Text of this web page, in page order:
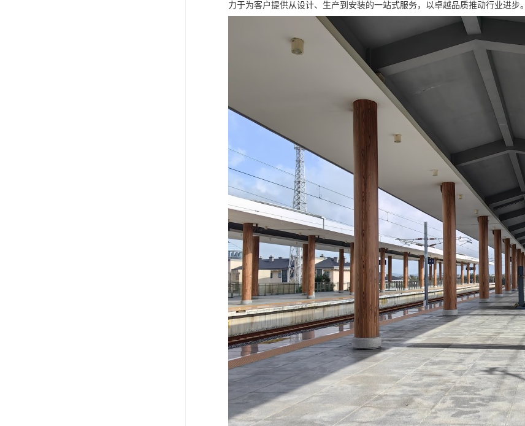
力于为客户提供从设计、生产到安装的一站式服务，以卓越品质推动行业进步。